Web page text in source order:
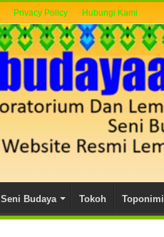
Privacy Policy Hubungi Kami
Seni Budaya Tokoh Toponimi